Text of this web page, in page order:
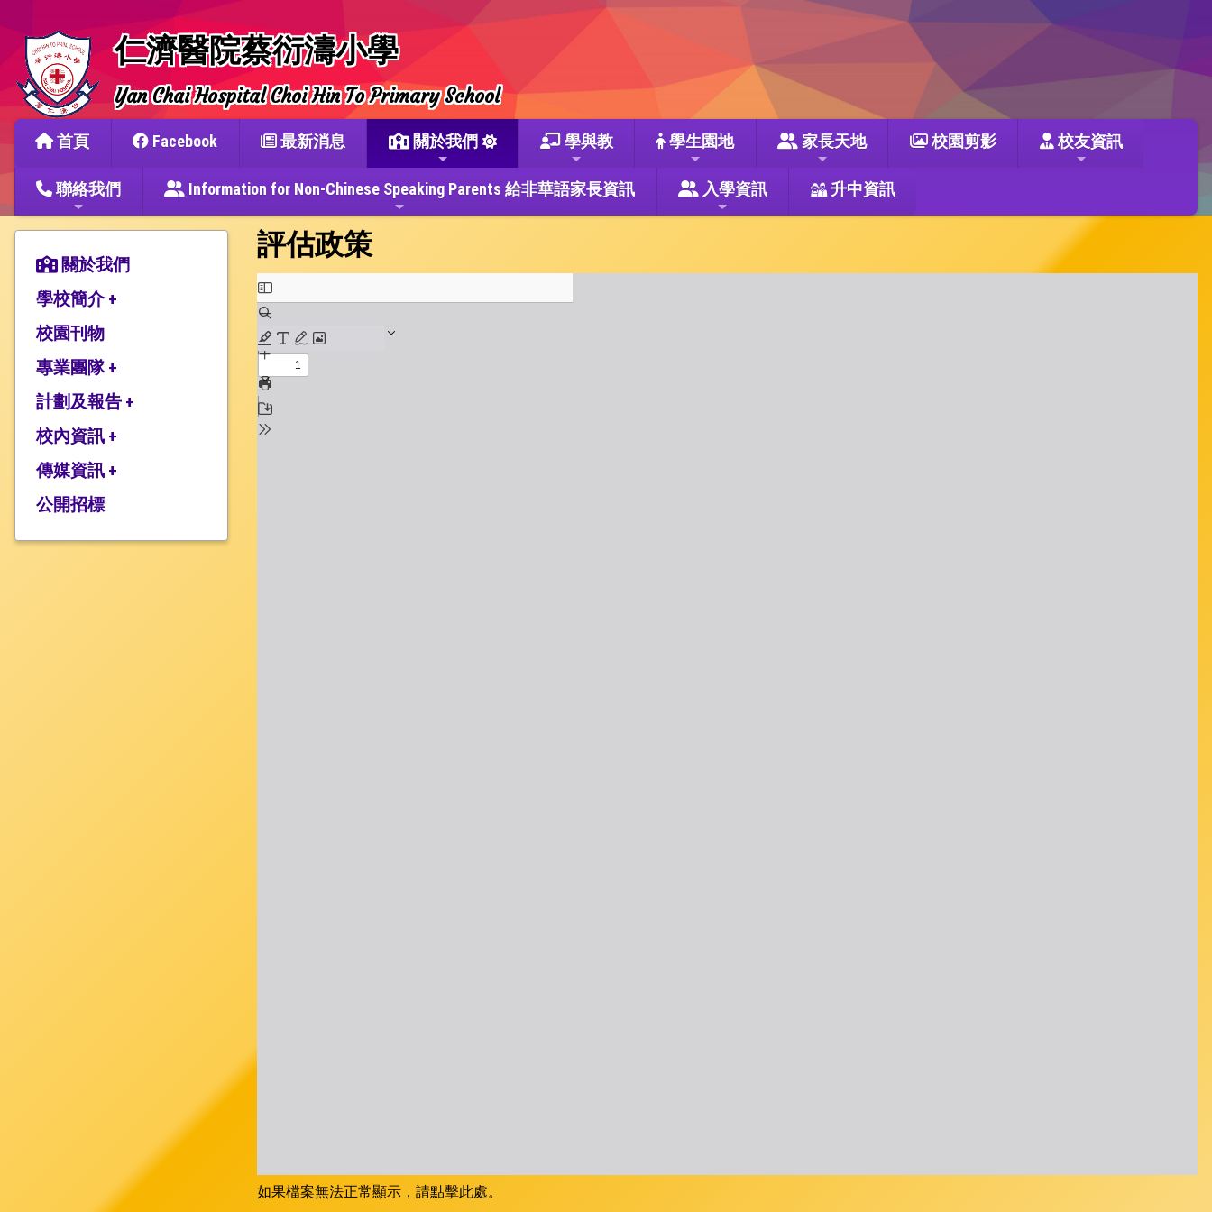
仁濟醫院蔡衍濤小學
Yan Chai Hospital Choi Hin To Primary School
首頁 Facebook 最新消息 關於我們 學與教 學生園地 家長天地 校園剪影 校友資訊
聯絡我們 Information for Non-Chinese Speaking Parents 給非華語家長資訊 入學資訊 升中資訊
關於我們
學校簡介 +
辦學宗旨與簡史
仁濟教育簡介
本校捐建人介紹
校監的話
校園刊物
專業團隊 +
教師團隊
行政架構
計劃及報告 +
2025-2026年度計劃
2024-2025年度報告
2024-2025年度計劃
校內資訊 +
學校設施
校服樣式
傳媒資訊 +
媒體報道
公開招標
評估政策
如果檔案無法正常顯示，請點擊此處。